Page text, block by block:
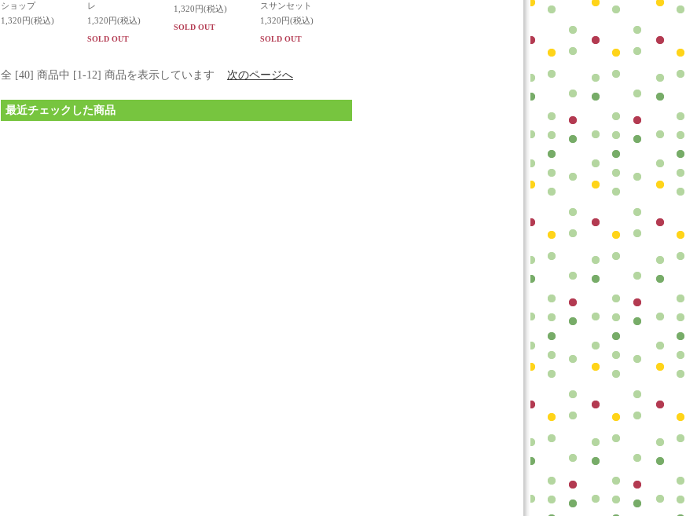
ショップ
1,320円(税込)
レ
1,320円(税込)
SOLD OUT
1,320円(税込)
SOLD OUT
スサンセット
1,320円(税込)
SOLD OUT
全 [40] 商品中 [1-12] 商品を表示しています 次のページへ
最近チェックした商品